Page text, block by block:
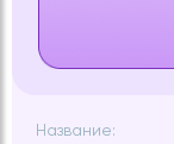
Название: